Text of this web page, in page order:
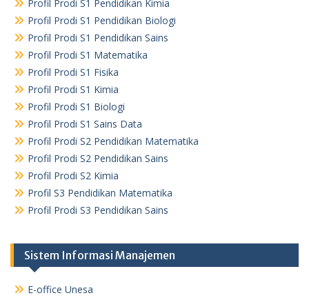
Profil Prodi S1 Pendidikan Kimia
Profil Prodi S1 Pendidikan Biologi
Profil Prodi S1 Pendidikan Sains
Profil Prodi S1 Matematika
Profil Prodi S1 Fisika
Profil Prodi S1 Kimia
Profil Prodi S1 Biologi
Profil Prodi S1 Sains Data
Profil Prodi S2 Pendidikan Matematika
Profil Prodi S2 Pendidikan Sains
Profil Prodi S2 Kimia
Profil S3 Pendidikan Matematika
Profil Prodi S3 Pendidikan Sains
Sistem Informasi Manajemen
E-office Unesa